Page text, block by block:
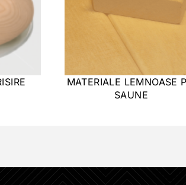
MATERIALE LEMNOASE
SAUNE